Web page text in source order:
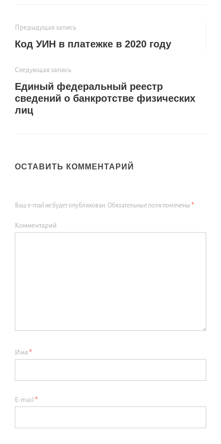
Предыдущая запись
Код УИН в платежке в 2020 году
Следующая запись
Единый федеральный реестр
сведений о банкротстве физических
лиц
ОСТАВИТЬ КОММЕНТАРИЙ
Ваш e-mail не будет опубликован. Обязательные поля помечены *
Комментарий
Имя *
E-mail *